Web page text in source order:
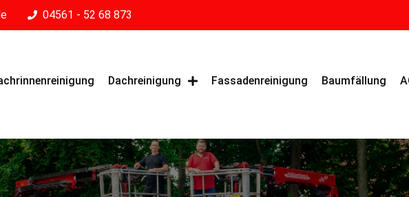
04561 - 52 68 873
Dachreinigung Fassadenreinigung Baumfällung